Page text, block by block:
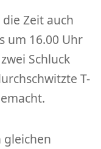
Zeit auch
um 16.00 Uhr
Schluck
T-